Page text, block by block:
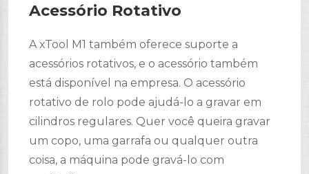
Acessório Rotativo
A xTool M1 também oferece suporte a
acessórios rotativos, e o acessório também
está disponível na empresa. O acessório
rotativo de rolo pode ajudá-lo a gravar em
cilindros regulares. Quer você queira gravar
um copo, uma garrafa ou qualquer outra
coisa, a máquina pode gravá-lo com